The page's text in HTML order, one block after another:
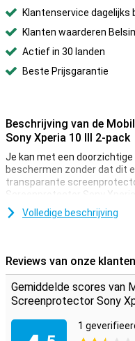
Klantenservice dagelijks
Klanten waarderen
Actief in 30 landen
Beste Prijsgarantie
Beschrijving van de
Sony Xperia 10 III 2-pack
Je kan met een
beschermen zonder dat dit
transparante
Screenprotector Sony
gebruik je de telefoon alsof
screenprotectorset heb je er
worden namelijk geleverd
Let op!Sommige displays
afgerond. Daardoor past er
maar alleen op het gedeelte
dat een screenprotector
Volledige beschrijving
Reviews van onze klanten
Gemiddelde scores van
Screenprotector Sony
1